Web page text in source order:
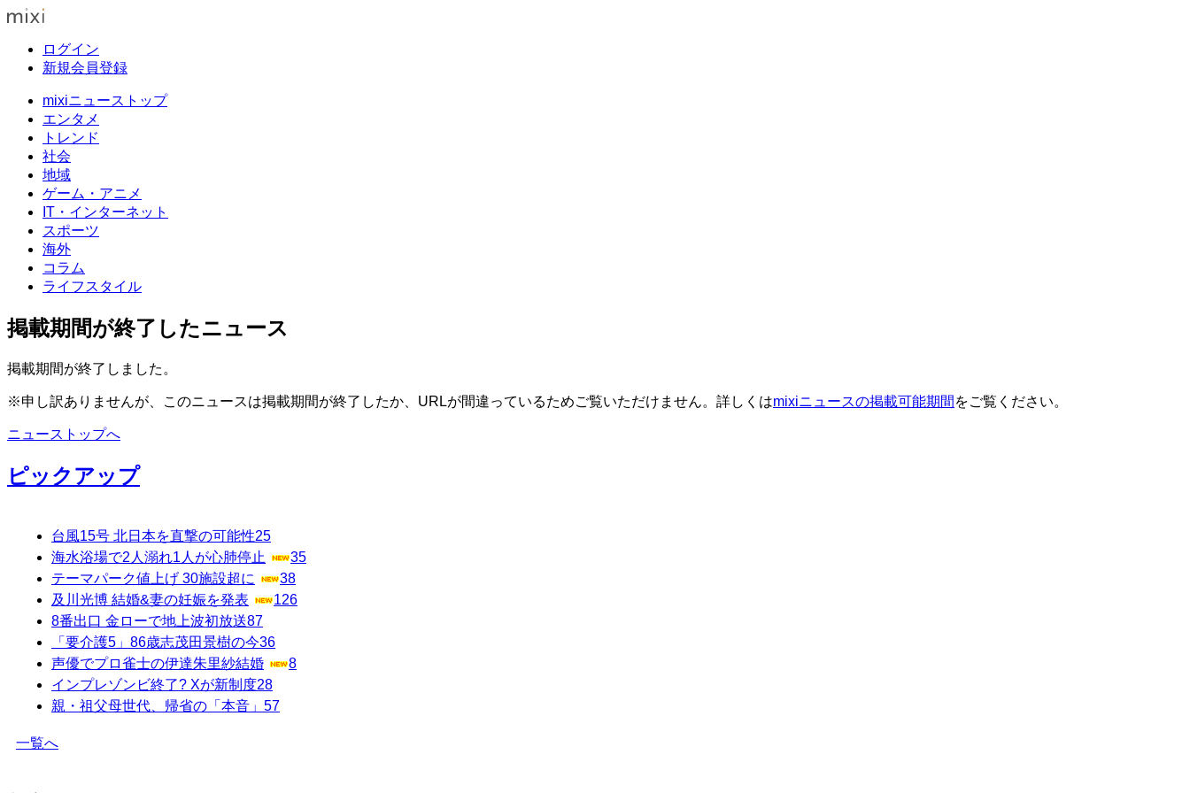
ログイン
新規会員登録
mixiニューストップ
エンタメ
トレンド
社会
地域
ゲーム・アニメ
IT・インターネット
スポーツ
海外
コラム
ライフスタイル
掲載期間が終了したニュース
掲載期間が終了しました。
※申し訳ありませんが、このニュースは掲載期間が終了したか、URLが間違っているためご覧いただけません。詳しくはmixiニュースの掲載可能期間 をご覧ください。
ニューストップへ
ピックアップ
台風15号 北日本を直撃の可能性25
海水浴場で2人溺れ1人が心肺停止
35
テーマパーク値上げ 30施設超に
38
及川光博 結婚&妻の妊娠を発表
126
8番出口 金ローで地上波初放送87
「要介護5」86歳志茂田景樹の今36
声優でプロ雀士の伊達朱里紗結婚
8
インプレゾンビ終了? Xが新制度28
親・祖父母世代、帰省の「本音」 57
一覧へ